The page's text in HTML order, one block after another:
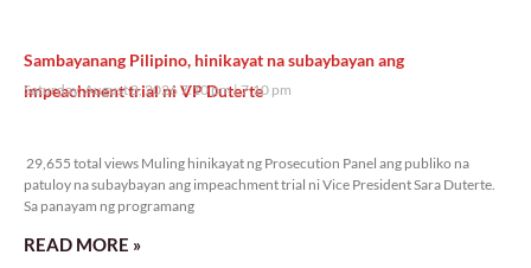
Sambayanang Pilipino, hinikayat na subaybayan ang
impeachment trial ni VP Duterte
Saturday, August 8, 2026 7:10 pm 7:10 pm
29,655 total views Muling hinikayat ng Prosecution Panel ang publiko na
patuloy na subaybayan ang impeachment trial ni Vice President Sara Duterte.
Sa panayam ng programang
READ MORE »